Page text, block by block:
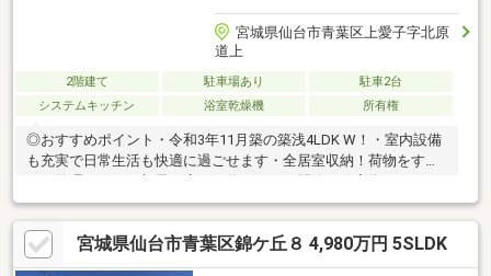
宮城県仙台市青葉区上愛子字北原
道上
2階建て 駐車場あり
駐車2台
システムキッチン
浴室乾燥機 所有権
◎おすすめポイント・令和3年11月築の築浅4LDK W！・室内設備
も充実で日常生活も快適に過ごせます・全居室収納！荷物をすっ
な毎日を過ごせる住環境◎ライフインフォメーション・セブンイ
レブン仙台上愛子街道店 徒歩6分 約900ｍ・ファミリーマート
仙台上愛子店 徒歩8分 約600ｍ・ヨークベニマル仙台愛子店
徒歩26分 約1900ｍ・ツルハドラッグ上愛子店 徒歩6分 約400
宮城県仙台市青葉区錦ケ丘８ 4,980万円 5SLDK